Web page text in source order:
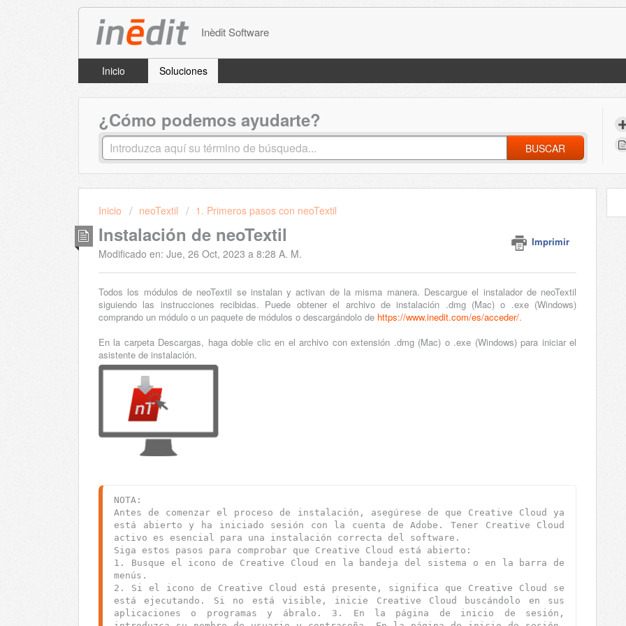
Inèdit Software
Inicio Soluciones
¿Cómo podemos ayudarte?
BUSCAR
Inicio neoTextil 1. Primeros pasos con neoTextil
Instalación de neoTextil Imprimir
Modificado en: Jue, 26 Oct, 2023 a 8:28 A. M.
Todos los módulos de neoTextil se instalan y activan de la misma manera. Descargue el instalador de neoTextil
siguiendo las instrucciones recibidas. Puede obtener el archivo de instalación .dmg (Mac) o .exe (Windows)
comprando un módulo o un paquete de módulos o descargándolo de https://www.inedit.com/es/acceder/.
En la carpeta Descargas, haga doble clic en el archivo con extensión .dmg (Mac) o .exe (Windows) para iniciar el
asistente de instalación.
NOTA:
Antes de comenzar el proceso de instalación, asegúrese de que Creative Cloud ya
está abierto y ha iniciado sesión con la cuenta de Adobe. Tener Creative Cloud
activo es esencial para una instalación correcta del software.
Siga estos pasos para comprobar que Creative Cloud está abierto:
1. Busque el icono de Creative Cloud en la bandeja del sistema o en la barra de
menús.
2. Si el icono de Creative Cloud está presente, significa que Creative Cloud se
está ejecutando. Si no está visible, inicie Creative Cloud buscándolo en sus
aplicaciones o programas y ábralo. 3. En la página de inicio de sesión,